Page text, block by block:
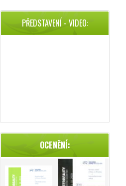
PŘEDSTAVENÍ - VIDEO:
OCENĚNÍ: